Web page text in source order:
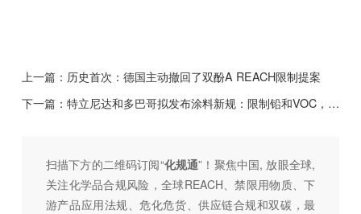
上一篇： 历史首次：德国主动撤回了双酚A REACH限制提案
下一篇： 特立尼达和多巴哥拟发布涂料新规：限制铅和VOC，升级标签要求
扫描下方的二维码订阅“化规通”！聚焦中国, 放眼全球,
关注化学品合规风险，全球REACH、禁限用物质、下
游产品应用法规、危化危货、供应链合规和双碳，最